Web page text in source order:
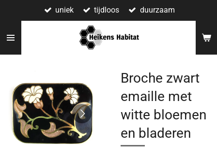
direct
naar
uniek tijdloos duurzaam
Broche zwart
emaille met
witte bloemen
en bladeren